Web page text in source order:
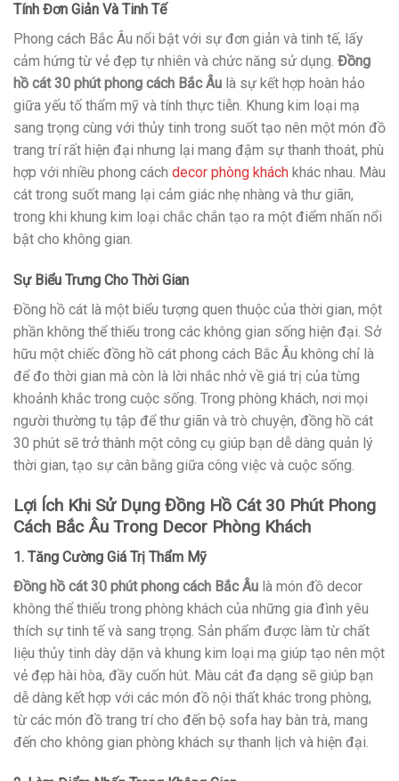
Tính Đơn Giản Và Tinh Tế
Phong cách Bắc Âu nổi bật với sự đơn giản và tinh tế, lấy
cảm hứng từ vẻ đẹp tự nhiên và chức năng sử dụng. Đồng
hồ cát 30 phút phong cách Bắc Âu là sự kết hợp hoàn hảo
giữa yếu tố thẩm mỹ và tính thực tiễn. Khung kim loại mạ
sang trọng cùng với thủy tinh trong suốt tạo nên một món đồ
trang trí rất hiện đại nhưng lại mang đậm sự thanh thoát, phù
hợp với nhiều phong cách decor phòng khách khác nhau. Màu
cát trong suốt mang lại cảm giác nhẹ nhàng và thư giãn,
trong khi khung kim loại chắc chắn tạo ra một điểm nhấn nổi
bật cho không gian.
Sự Biểu Trưng Cho Thời Gian
Đồng hồ cát là một biểu tượng quen thuộc của thời gian, một
phần không thể thiếu trong các không gian sống hiện đại. Sở
hữu một chiếc đồng hồ cát phong cách Bắc Âu không chỉ là
để đo thời gian mà còn là lời nhắc nhở về giá trị của từng
khoảnh khắc trong cuộc sống. Trong phòng khách, nơi mọi
người thường tụ tập để thư giãn và trò chuyện, đồng hồ cát
30 phút sẽ trở thành một công cụ giúp bạn dễ dàng quản lý
thời gian, tạo sự cân bằng giữa công việc và cuộc sống.
Lợi Ích Khi Sử Dụng Đồng Hồ Cát 30 Phút Phong
Cách Bắc Âu Trong Decor Phòng Khách
1. Tăng Cường Giá Trị Thẩm Mỹ
Đồng hồ cát 30 phút phong cách Bắc Âu là món đồ decor
không thể thiếu trong phòng khách của những gia đình yêu
thích sự tinh tế và sang trọng. Sản phẩm được làm từ chất
liệu thủy tinh dày dặn và khung kim loại mạ giúp tạo nên một
vẻ đẹp hài hòa, đầy cuốn hút. Màu cát đa dạng sẽ giúp bạn
dễ dàng kết hợp với các món đồ nội thất khác trong phòng,
từ các món đồ trang trí cho đến bộ sofa hay bàn trà, mang
đến cho không gian phòng khách sự thanh lịch và hiện đại.